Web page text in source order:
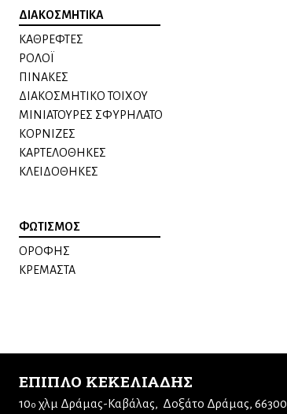
ΔΙΑΚΟΣΜΗΤΙΚΑ
ΚΑΘΡΕΦΤΕΣ
ΡΟΛΟΪ
ΠΙΝΑΚΕΣ
ΔΙΑΚΟΣΜΗΤΙΚΟ ΤΟΙΧΟΥ
ΜΙΝΙΑΤΟΥΡΕΣ ΣΦΥΡΗΛΑΤΟ
ΚΟΡΝΙΖΕΣ
ΚΑΡΤΕΛΟΘΗΚΕΣ
ΚΛΕΙΔΟΘΗΚΕΣ
ΦΩΤΙΣΜΟΣ
ΟΡΟΦΗΣ
ΚΡΕΜΑΣΤΑ
ΕΠΙΠΛΟ ΚΕΚΕΛΙΑΔΗΣ
10ο χλμ Δράμας-Καβάλας Δοξάτο Δράμας, 66300